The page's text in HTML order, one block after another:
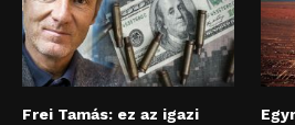
Frei Tamás: ez az igazi